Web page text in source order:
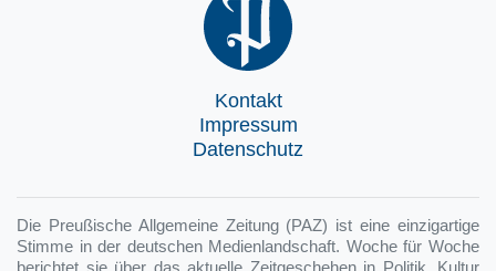
Kontakt
Impressum
Datenschutz
Die Preußische Allgemeine Zeitung (PAZ) ist eine einzigartige
Stimme in der deutschen Medienlandschaft. Woche für Woche